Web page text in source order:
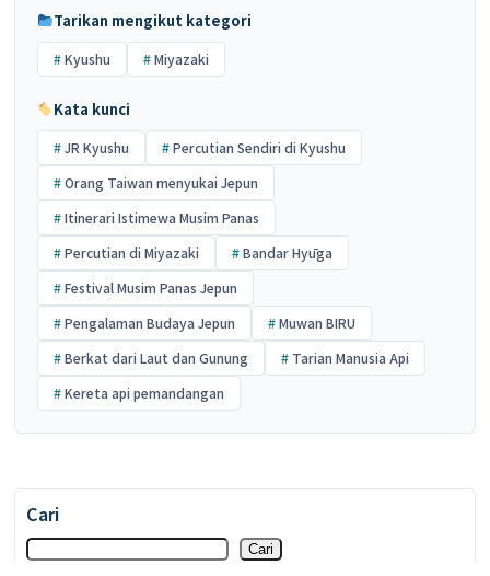
Tarikan mengikut kategori
Kyushu Miyazaki
Kata kunci
JR Kyushu
Percutian Sendiri di Kyushu
Orang Taiwan menyukai Jepun
Itinerari Istimewa Musim Panas
Percutian di Miyazaki
Bandar Hyūga
Festival Musim Panas Jepun
Pengalaman Budaya Jepun
Muwan BIRU
Berkat dari Laut dan Gunung
Tarian Manusia Api
Kereta api pemandangan
Cari
Cari